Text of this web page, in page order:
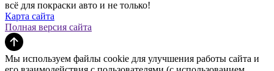
всё для покраски авто и не только!
Карта сайта
Полная версия сайта
Мы используем файлы cookie для улучшения работы сайта и